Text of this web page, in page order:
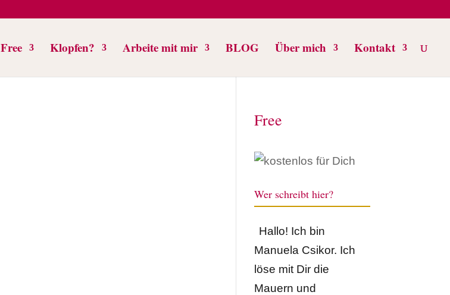
Free Klopfen? Arbeite mit mir BLOG Über mich Kontakt
Free
Wer schreibt hier?
Hallo! Ich bin
Manuela Csikor. Ich
löse mit Dir die
Mauern und